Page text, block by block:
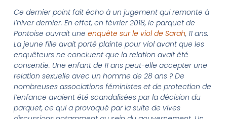
Ce dernier point fait écho à un jugement qui remonte à
l’hiver dernier. En effet, en février 2018, le parquet de
Pontoise ouvrait une enquête sur le viol de Sarah, 11 ans.
La jeune fille avait porté plainte pour viol avant que les
enquêteurs ne concluent que la relation avait été
consentie. Une enfant de 11 ans peut-elle accepter une
relation sexuelle avec un homme de 28 ans ? De
nombreuses associations féministes et de protection de
l’enfance avaient été scandalisées par la décision du
parquet, ce qui a provoqué par la suite de vives